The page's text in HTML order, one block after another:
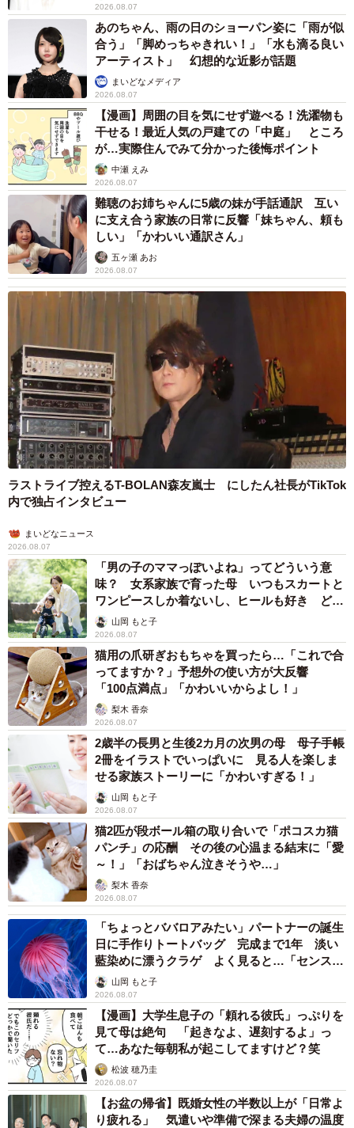
2026.08.07
あのちゃん、雨の日のショーパン姿に「雨が似
合う」「脚めっちゃきれい！」「水も滴る良い
アーティスト」 幻想的な近影が話題
まいどなメディア
2026.08.07
【漫画】周囲の目を気にせず遊べる！洗濯物も
干せる！最近人気の戸建ての「中庭」 ところ
が…実際住んでみて分かった後悔ポイント
中瀬 えみ
2026.08.07
難聴のお姉ちゃんに5歳の妹が手話通訳 互い
に支え合う家族の日常に反響「妹ちゃん、頼も
しい」「かわいい通訳さん」
五ヶ瀬 あお
2026.08.07
ラストライブ控えるT-BOLAN森友嵐士 にしたん社長がTikTok
内で独占インタビュー
まいどなニュース
2026.08.07
「男の子のママっぽいよね」ってどういう意
味？ 女系家族で育った母 いつもスカートと
ワンピースしか着ないし、ヒールも好き どの
へんが…
山岡 もと子
2026.08.07
猫用の爪研ぎおもちゃを買ったら…「これで合
ってますか？」予想外の使い方が大反響
「100点満点」「かわいいからよし！」
梨木 香奈
2026.08.07
2歳半の長男と生後2カ月の次男の母 母子手帳
2冊をイラストでいっぱいに 見る人を楽しま
せる家族ストーリーに「かわいすぎる！」
山岡 もと子
2026.08.07
猫2匹が段ボール箱の取り合いで「ポコスカ猫
パンチ」の応酬 その後の心温まる結末に「愛
～！」「おばちゃん泣きそうや…」
梨木 香奈
2026.08.07
「ちょっとババロアみたい」パートナーの誕生
日に手作りトートバッグ 完成まで1年 淡い
藍染めに漂うクラゲ よく見ると…「センスす
ごい」山岡 もと子
2026.08.07
【漫画】大学生息子の「頼れる彼氏」っぷりを
見て母は絶句 「起きなよ、遅刻するよ」っ
て…あなた毎朝私が起こしてますけど？笑
松波 穂乃圭
2026.08.07
【お盆の帰省】既婚女性の半数以上が「日常よ
り疲れる」 気遣いや準備で深まる夫婦の温度